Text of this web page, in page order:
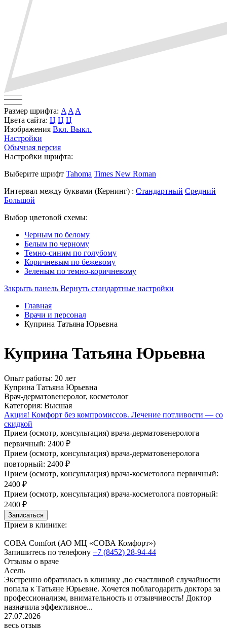
Размер шрифта: A A A
Цвета сайта: Ц Ц Ц
Изображения Вкл. Выкл.
Настройки
Обычная версия
Настройки шрифта:
Выберите шрифт Tahoma Times New Roman
Интервал между буквами (Кернинг) : Стандартный Средний
Большой
Выбор цветовой схемы:
Черным по белому
Белым по черному
Темно-синим по голубому
Коричневым по бежевому
Зеленым по темно-коричневому
Закрыть панель Вернуть стандартные настройки
Главная
Врачи и персонал
Куприна Татьяна Юрьевна
Куприна Татьяна Юрьевна
Опыт работы: 20 лет
Куприна Татьяна Юрьевна
Врач-дерматовенеролог, косметолог
Категория: Высшая
Акция! Комфорт без компромиссов. Лечение потливости — со
скидкой
Прием (осмотр, консультация) врача-дерматовенеролога
первичный: 2400 ₽
Прием (осмотр, консультация) врача-дерматовенеролога
повторный: 2400 ₽
Прием (осмотр, консультация) врача-косметолога первичный:
2400 ₽
Прием (осмотр, консультация) врача-косметолога повторный:
2400 ₽
Записаться
Прием в клинике:
СОВА Comfort (АО МЦ «СОВА Комфорт»)
Запишитесь по телефону +7 (8452) 28-94-44
Отзывы о враче
Асель
Экстренно обратилась в клинику ,по счастливой случайности
попала к Татьяне Юрьевне. Хочется поблагодарить доктора за
профессионализм, внимательность и отзывчивость! Доктор
назначила эффективное...
27.07.2026
весь отзыв